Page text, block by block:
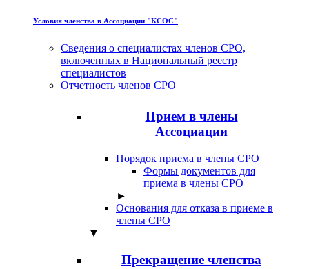
Условия членства в Ассоциации "КСОС"
Сведения о специалистах членов СРО,
включенных в Национальный реестр
специалистов
Отчетность членов СРО
Прием в члены
Ассоциации
Порядок приема в члены СРО
Формы документов для
приема в члены СРО
►
Основания для отказа в приеме в
члены СРО
▼
Прекращение членства